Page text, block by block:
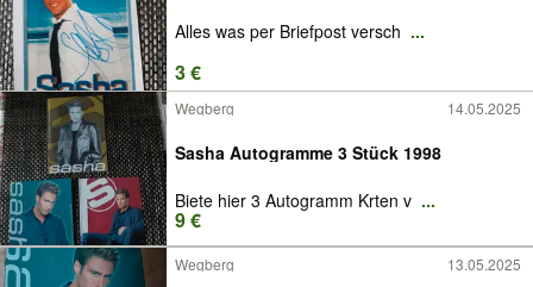
Alles was per Briefpost versch ...
3 €
Wegberg 14.05.2025
Sasha Autogramme 3 Stück 1998
Biete hier 3 Autogramm Krten v ...
9 €
Wegberg 13.05.2025